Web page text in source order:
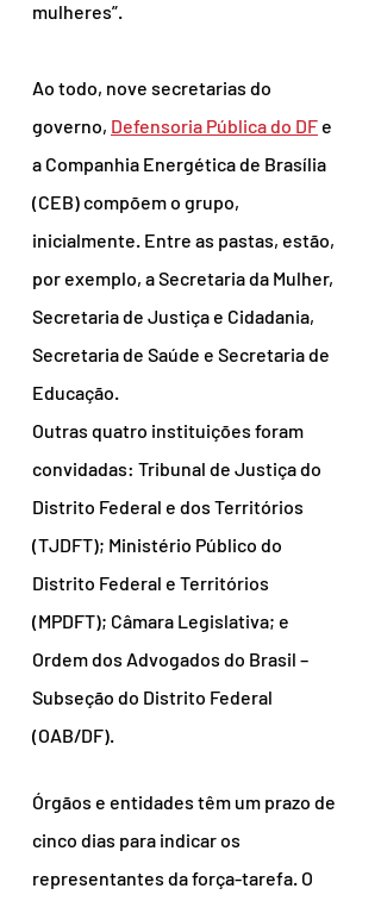
mulheres”.
Ao todo, nove secretarias do
governo, Defensoria Pública do DF e
a Companhia Energética de Brasília
(CEB) compõem o grupo,
inicialmente. Entre as pastas, estão,
por exemplo, a Secretaria da Mulher,
Secretaria de Justiça e Cidadania,
Secretaria de Saúde e Secretaria de
Educação.
Outras quatro instituições foram
convidadas: Tribunal de Justiça do
Distrito Federal e dos Territórios
(TJDFT); Ministério Público do
Distrito Federal e Territórios
(MPDFT); Câmara Legislativa; e
Ordem dos Advogados do Brasil –
Subseção do Distrito Federal
(OAB/DF).
Órgãos e entidades têm um prazo de
cinco dias para indicar os
representantes da força-tarefa. O